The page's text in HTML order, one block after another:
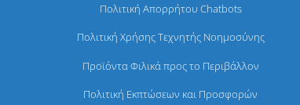
Πολιτική Απορρήτου Chatbots
Πολιτική Χρήσης Τεχνητής Νοημοσύνης
Προϊόντα Φιλικά προς το Περιβάλλον
Πολιτική Εκπτώσεων και Προσφορών